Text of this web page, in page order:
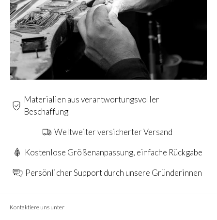
Materialien aus verantwortungsvoller
Beschaffung
Weltweiter versicherter Versand
Kostenlose Größenanpassung, einfache Rückgabe
Persönlicher Support durch unsere Gründerinnen
Kontaktiere uns unter